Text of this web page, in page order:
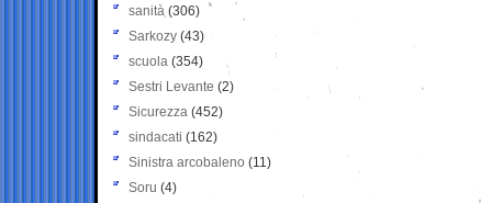
sanità (306)
Sarkozy (43)
scuola (354)
Sestri Levante (2)
Sicurezza (452)
sindacati (162)
Sinistra arcobaleno (11)
Soru (4)